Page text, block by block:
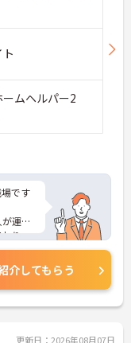
ムヘルパー2
です
運営
り、
られ
も整
せま
タイ
いま
介してもらう
更新日：2026年08月07日